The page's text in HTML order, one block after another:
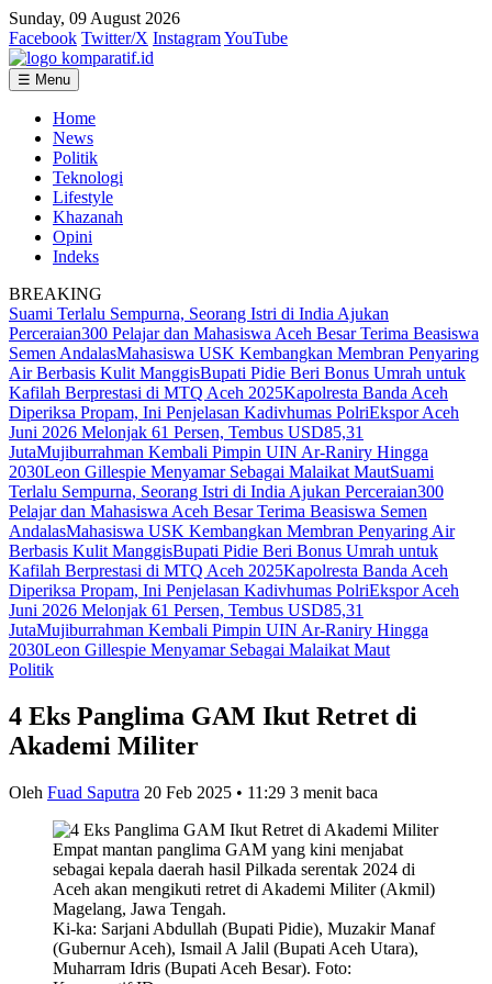
Sunday, 09 August 2026
Facebook Twitter/X InstagramYouTube
☰ Menu
Home
News
Politik
Teknologi
Lifestyle
Khazanah
Opini
Indeks
BREAKING
Suami Terlalu Sempurna, Seorang Istri di India Ajukan
Perceraian300 Pelajar dan Mahasiswa Aceh Besar Terima Beasiswa
Semen AndalasMahasiswa USK Kembangkan Membran Penyaring
Air Berbasis Kulit ManggisBupati Pidie Beri Bonus Umrah untuk
Kafilah Berprestasi di MTQ Aceh 2025Kapolresta Banda Aceh
Diperiksa Propam, Ini Penjelasan Kadivhumas PolriEkspor Aceh
Juni 2026 Melonjak 61 Persen, Tembus USD85,31
JutaMujiburrahman Kembali Pimpin UIN Ar-Raniry Hingga
2030Leon Gillespie Menyamar Sebagai Malaikat MautSuami
Terlalu Sempurna, Seorang Istri di India Ajukan Perceraian300
Pelajar dan Mahasiswa Aceh Besar Terima Beasiswa Semen
AndalasMahasiswa USK Kembangkan Membran Penyaring Air
Berbasis Kulit ManggisBupati Pidie Beri Bonus Umrah untuk
Kafilah Berprestasi di MTQ Aceh 2025Kapolresta Banda Aceh
Diperiksa Propam, Ini Penjelasan Kadivhumas PolriEkspor Aceh
Juni 2026 Melonjak 61 Persen, Tembus USD85,31
JutaMujiburrahman Kembali Pimpin UIN Ar-Raniry Hingga
2030Leon Gillespie Menyamar Sebagai Malaikat Maut
Politik
4 Eks Panglima GAM Ikut Retret di
Akademi Militer
Oleh Fuad Saputra 20 Feb 2025 • 11:29 3 menit baca
Ki-ka: Sarjani Abdullah (Bupati Pidie), Muzakir Manaf
(Gubernur Aceh), Ismail A Jalil (Bupati Aceh Utara),
Muharram Idris (Bupati Aceh Besar). Foto: